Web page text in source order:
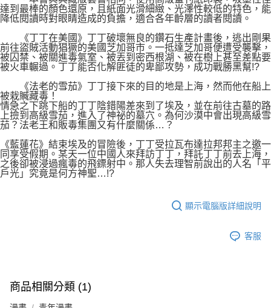
達到最棒的顏色還原，且紙面光滑細緻、光澤性較低的特色，能
降低閱讀時對眼睛造成的負擔，適合各年齡層的讀者閱讀。
《丁丁在美國》丁丁破壞無良的鑽石生產計畫後，逃出剛果
前往盜賊活動猖獗的美國芝加哥市。一抵達芝加哥便遭受襲擊，
被囚禁、被關進毒氣室、被丟到密西根湖、被在樹上甚至差點要
被火車輾過。丁丁能否化解匪徒的卑鄙攻勢，成功戰勝黑幫!?
《法老的雪茄》丁丁接下來的目的地是上海，然而他在船上
被栽贓藏毒！
情急之下跳下船的丁丁陰錯陽差來到了埃及，並在前往古墓的路
上撿到高級雪茄，進入了神祕的墓穴。為何沙漠中會出現高級雪
茄？法老王和販毒集團又有什麼關係…？
《藍蓮花》結束埃及的冒險後，丁丁受拉瓦布達拉邦邦主之邀一
同享受假期。某天一位中國人來拜訪丁丁，拜託丁丁前去上海，
之後卻被浸過瘋毒的飛鏢射中。那人失去理智前說出的人名「平
戶光」究竟是何方神聖…!?
顯示電腦版詳細說明
客服
商品相關分類 (1)